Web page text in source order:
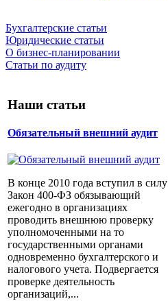
Бухгалтерские статьи
Юридические статьи
О бизнес-планировании
Статьи по аудиту
Наши статьи
Обязательный внешний аудит
В конце 2010 года вступил в силу
Закон 400-ФЗ обязывающий
ежегодно в организациях
проводить внешнюю проверку
уполномоченными на то
государственными органами
одновременно бухгалтерского и
налогового учета. Подвергается
проверке деятельность
организаций,...